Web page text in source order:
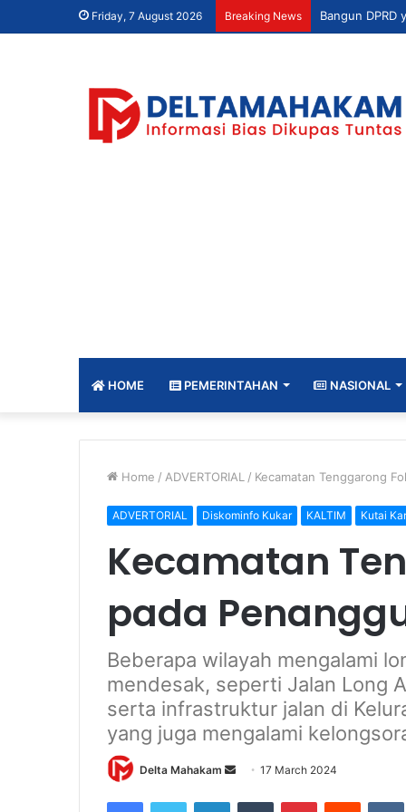
Friday, 7 August 2026 Breaking News
HOME PEMERINTAHAN NASIONAL
Home / ADVERTORIAL / Kecamatan Tenggarong
ADVERTORIAL Diskominfo Kukar KALTIM Kutai
Kecamatan
pada
Beberapa wilayah mengalami
mendesak, seperti Jalan Long
serta infrastruktur jalan di
yang juga mengalami
Delta Mahakam 17 March 2024